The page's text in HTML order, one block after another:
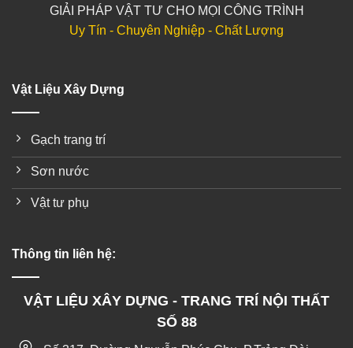
GIẢI PHÁP VẬT TƯ CHO MỌI CÔNG TRÌNH
Uy Tín - Chuyên Nghiệp - Chất Lượng
Vật Liệu Xây Dựng
Gạch trang trí
Sơn nước
Vật tư phụ
Thông tin liên hệ:
VẬT LIỆU XÂY DỰNG - TRANG TRÍ NỘI THẤT
SỐ 88